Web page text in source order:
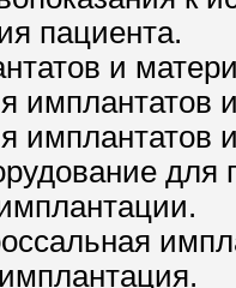
пациента.
и
имплантатов
имплантатов
для